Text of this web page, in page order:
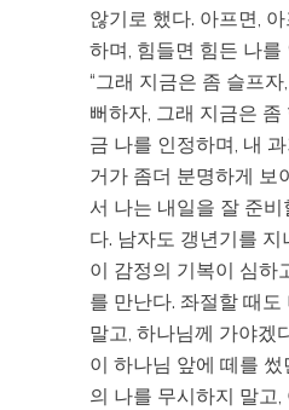
않기로 했다. 아프면,
하며, 힘들면 힘든 나를
“그래 지금은 좀 슬프
뻐하자, 그래 지금은 좀
금 나를 인정하며, 내
거가 좀더 분명하게 보
서 나는 내일을 잘 준
다. 남자도 갱년기를
이 감정의 기복이 심하
를 만난다. 좌절할 때
말고, 하나님께 가야겠
이 하나님 앞에 떼를
의 나를 무시하지 말고